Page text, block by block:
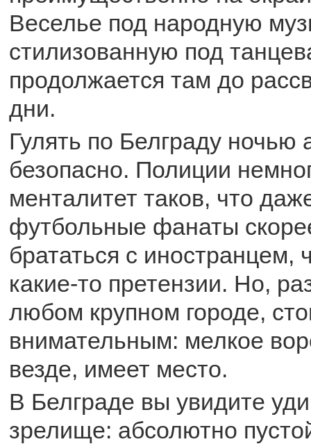
Веселье под народную
стилизованную под
продолжается там до
дни.
Гулять по Белграду ночью
безопасно. Полиции
менталитет таков, что
футбольные фанаты
брататься с иностранцем,
какие-то претензии. Но,
любом крупном городе,
внимательным: мелкое
везде, имеет место.
В Белграде вы увидите
зрелище: абсолютно